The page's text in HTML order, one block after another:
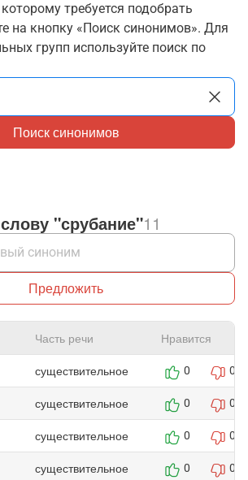
требуется подобрать
на кнопку «Поиск синонимов». Для
групп используйте поиск по
Поиск синонимов
"срубание"11
Предложить
Часть речи Нравится
существительное 0 0
существительное 0 0
существительное 0 0
существительное 0 0